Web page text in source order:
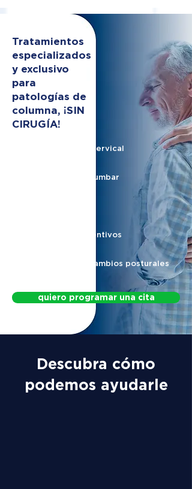
Tratamientos
especializados
y exclusivo
para
patologías de
columna, ¡SIN
CIRUGÍA!
Hernia de disco cervical
Hernia de disco lumbar
Protocolos preventivos
Protocolo para cambios posturales
quiero programar una cita
Descubra cómo
podemos ayudarle